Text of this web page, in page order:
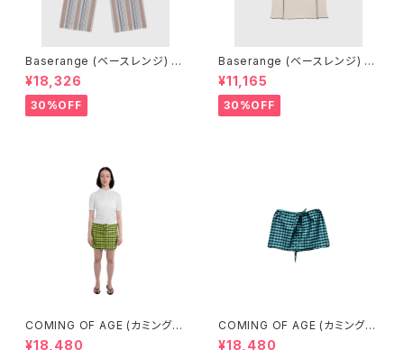
Baserange (ベースレンジ) C
LAUDE PANTS (MARTINIQ
UE BRICK)
¥18,326
30%OFF
Baserange (ベースレンジ) O
MATO 3/4 TEE SHIRT (DYL
AN BEIGE)
¥11,165
30%OFF
COMING OF AGE (カミングオ
ブエイジ) DRAWSTRING MIN
¥18,480
COMING OF AGE (カミングオ
ブエイジ) DRAWSTRING MIN
¥18,480